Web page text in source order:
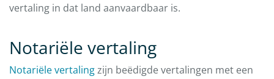
vertaling in dat land aanvaardbaar is.
Notariële vertaling
Notariële vertalingzijn beëdigde vertalingen met een